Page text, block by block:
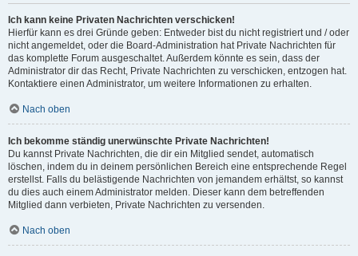
Ich kann keine Privaten Nachrichten verschicken!
Hierfür kann es drei Gründe geben: Entweder bist du nicht registriert und / oder
nicht angemeldet, oder die Board-Administration hat Private Nachrichten für
das komplette Forum ausgeschaltet. Außerdem könnte es sein, dass der
Administrator dir das Recht, Private Nachrichten zu verschicken, entzogen hat.
Kontaktiere einen Administrator, um weitere Informationen zu erhalten.
Nach oben
Ich bekomme ständig unerwünschte Private Nachrichten!
Du kannst Private Nachrichten, die dir ein Mitglied sendet, automatisch
löschen, indem du in deinem persönlichen Bereich eine entsprechende Regel
erstellst. Falls du belästigende Nachrichten von jemandem erhältst, so kannst
du dies auch einem Administrator melden. Dieser kann dem betreffenden
Mitglied dann verbieten, Private Nachrichten zu versenden.
Nach oben